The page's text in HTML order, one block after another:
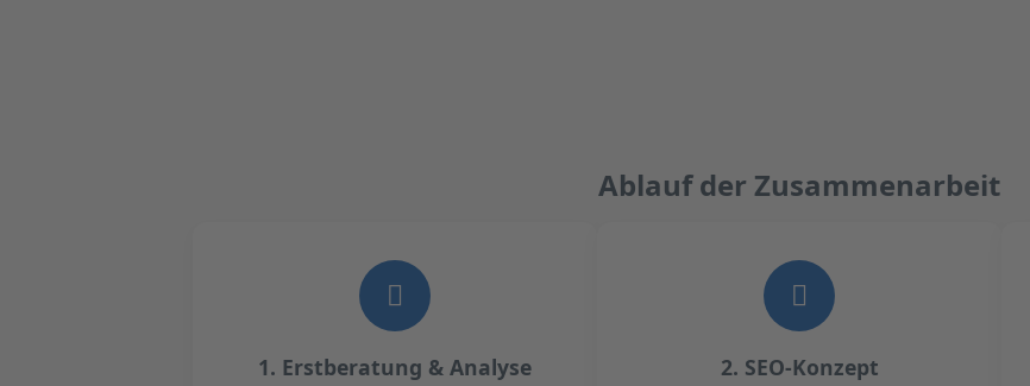
Ablauf der Zusammenarbeit
1. Erstberatung & Analyse 2. SEO-Konzept